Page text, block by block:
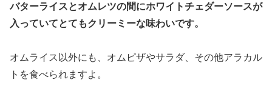
バターライスとオムレツの間にホワイトチェダーソースが
入っていてとてもクリーミーな味わいです。
オムライス以外にも、オムピザやサラダ、その他アラカル
トを食べられますよ。